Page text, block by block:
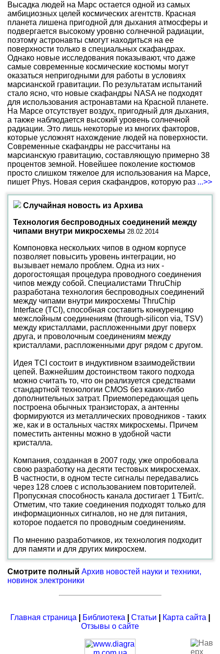
Высадка людей на Марс остается одной из самых
амбициозных целей космических агентств. Красная
планета лишена пригодной для дыхания атмосферы и
подвергается высокому уровню солнечной радиации,
поэтому астронавты смогут находиться на ее
поверхности только в специальных скафандрах.
Однако новые исследования показывают, что даже
самые современные космические костюмы могут
оказаться непригодными для работы в условиях
марсианской гравитации. По результатам испытаний
стало ясно, что новые скафандры NASA не подходят
для использования астронавтами на Красной планете.
На Марсе отсутствует воздух, пригодный для дыхания,
а также наблюдается высокий уровень солнечной
радиации. Это лишь некоторые из многих факторов,
которые усложнят нахождение людей на поверхности.
Современные скафандры не рассчитаны на
марсианскую гравитацию, составляющую примерно 38
процентов земной. Новейшее поколение костюмов
просто слишком тяжелое для использования на Марсе,
пишет Phys. Новая серия скафандров, которую раз ...>>
Случайная новость из Архива
Технология беспроводных соединений между
чипами внутри микросхемы 28.02.2014
Компоновка нескольких чипов в одном корпусе
позволяет повысить уровень интеграции, но
вызывает немало проблем. Одна из них -
дорогостоящая процедура проводного соединения
чипов между собой. Специалистами ThruChip
разработана технология беспроводных соединений
между чипами внутри микросхемы ThruChip
Interface (TCI), способная составить конкуренцию
межслойным соединениям (through-silicon via, TSV)
между кристаллами, распложенными друг поверх
друга, и проволочным соединениям между
кристаллами, распложенными друг рядом с другом.
Идея TCI состоит в индуктивном взаимодействии
цепей. Важнейшим достоинством такого подхода
можно считать то, что он реализуется средствами
стандартной технологии CMOS без каких-либо
дополнительных затрат. Приемопередающая цепь
построена обычных транзисторах, а антенны
формируются из металлических проводников - таких
же, как и в остальных частях микросхемы. Причем
поместить антенны можно в удобной части
кристалла.
Компания, созданная в 2007 году, уже опробовала
свою разработку на десяти тестовых микросхемах.
В частности, в одном тесте сигналы передавались
через 128 слоев с использованием повторителей.
Пропускная способность канала достигает 1 ТБит/с.
Отметим, что такие соединения подходят только для
информационных сигналов, но не для питания,
которое подается по проводным соединениям.
По мнению разработчиков, их технология подходит
для памяти и для других микросхем.
Смотрите полный Архив новостей науки и техники,
новинок электроники
Главная страница Библиотека Статьи Карта сайта
Отзывы о сайте